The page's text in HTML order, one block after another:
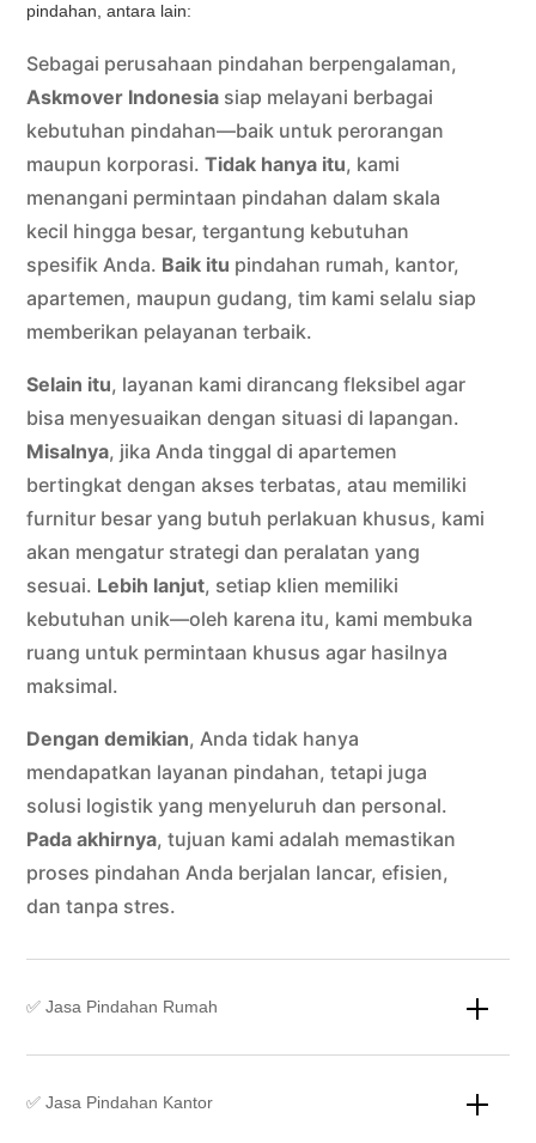
pindahan, antara lain:
Sebagai perusahaan pindahan berpengalaman,
Askmover Indonesia siap melayani berbagai
kebutuhan pindahan—baik untuk perorangan
maupun korporasi.Tidak hanya itu, kami
menangani permintaan pindahan dalam skala
kecil hingga besar, tergantung kebutuhan
spesifik Anda. Baik itu pindahan rumah, kantor,
apartemen, maupun gudang, tim kami selalu siap
memberikan pelayanan terbaik.
Selain itu, layanan kami dirancang fleksibel agar
bisa menyesuaikan dengan situasi di lapangan.
Misalnya, jika Anda tinggal di apartemen
bertingkat dengan akses terbatas, atau memiliki
furnitur besar yang butuh perlakuan khusus, kami
akan mengatur strategi dan peralatan yang
sesuai. Lebih lanjut, setiap klien memiliki
kebutuhan unik—oleh karena itu, kami membuka
ruang untuk permintaan khusus agar hasilnya
maksimal.
Dengan demikian, Anda tidak hanya
mendapatkan layanan pindahan, tetapi juga
solusi logistik yang menyeluruh dan personal.
Pada akhirnya, tujuan kami adalah memastikan
proses pindahan Anda berjalan lancar, efisien,
dan tanpa stres.
✅ Jasa Pindahan Rumah
✅ Jasa Pindahan Kantor